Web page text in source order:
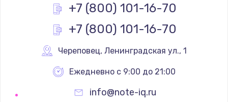
+7 (800) 101-16-70
+7 (800) 101-16-70
Череповец, Ленинградская ул., 1
Ежедневно с 9:00 до 21:00
info@note-iq.ru